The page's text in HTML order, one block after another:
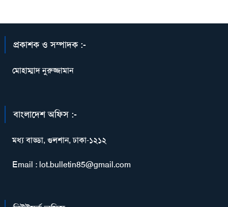
প্রকাশক ও সম্পাদক :-
মোহাম্মাদ নুরুজ্জামান
বাংলাদেশ অফিস :-
মধ্য বাড্ডা, গুলশান, ঢাকা-১২১২
Email : lot.bulletin85@gmail.com